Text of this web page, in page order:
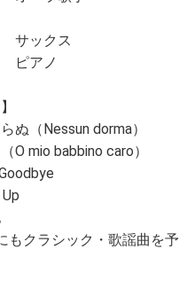
ックス
ピアノ
ぬ（Nessun dorma）
O mio babbino caro）
もクラシック・歌謡曲を